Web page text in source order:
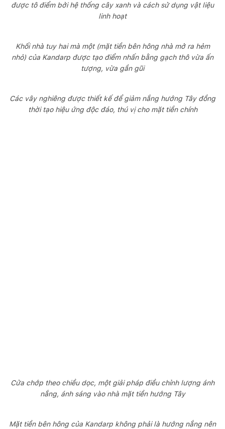
được tô điểm bởi hệ thống cây xanh và cách sử dụng vật liệu
linh hoạt
Khối nhà tuy hai mà một (mặt tiền bên hông nhà mở ra hẻm
nhỏ) của Kandarp được tạo điểm nhấn bằng gạch thô vừa ấn
tượng, vừa gần gũi
Các vây nghiêng được thiết kế để giảm nắng hướng Tây đồng
thời tạo hiệu ứng độc đáo, thú vị cho mặt tiền chính
Cửa chớp theo chiều dọc, một giải pháp điều chỉnh lượng ánh
nắng, ánh sáng vào nhà mặt tiền hướng Tây
Mặt tiền bên hông của Kandarp không phải là hướng nắng nên